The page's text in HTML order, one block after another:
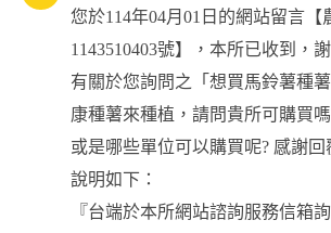
您於114年04月01日的網站留言【
1143510403號】，本所已收到，謝
有關於您詢問之「想買馬鈴薯種
康種薯來種植，請問貴所可購買
或是哪些單位可以購買呢? 感謝
說明如下：
『台端於本所網站諮詢服務信箱